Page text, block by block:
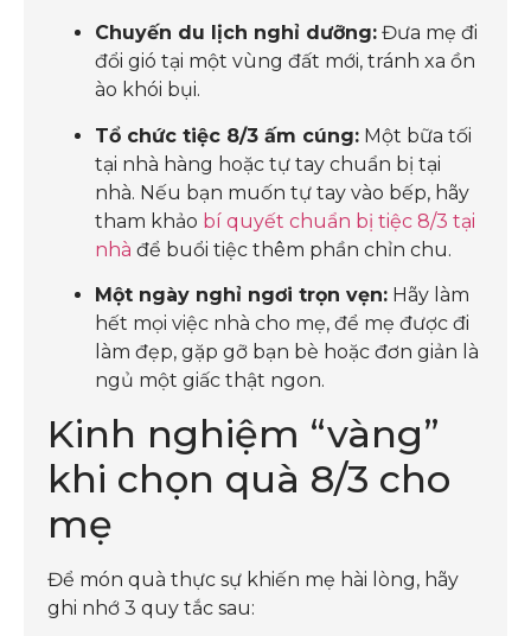
Chuyến du lịch nghỉ dưỡng: Đưa mẹ đi
đổi gió tại một vùng đất mới, tránh xa ồn
ào khói bụi.
Tổ chức tiệc 8/3 ấm cúng: Một bữa tối
tại nhà hàng hoặc tự tay chuẩn bị tại
nhà. Nếu bạn muốn tự tay vào bếp, hãy
tham khảo bí quyết chuẩn bị tiệc 8/3 tại
nhà để buổi tiệc thêm phần chỉn chu.
Một ngày nghỉ ngơi trọn vẹn: Hãy làm
hết mọi việc nhà cho mẹ, để mẹ được đi
làm đẹp, gặp gỡ bạn bè hoặc đơn giản là
ngủ một giấc thật ngon.
Kinh nghiệm “vàng”
khi chọn quà 8/3 cho
mẹ
Để món quà thực sự khiến mẹ hài lòng, hãy
ghi nhớ 3 quy tắc sau: